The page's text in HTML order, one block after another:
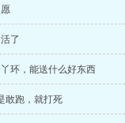
了
环，能送什么好东西
敢跑，就打死